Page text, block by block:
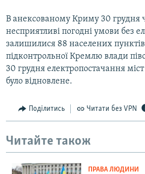
В анексованому Криму 30 грудня
несприятливі погодні умови без
залишилися 88 населених
підконтрольної Кремлю влади
30 грудня електропостачання
було відновлене.
Поділитись Читати без VPN
Читайте також
ПРАВА ЛЮДИНИ